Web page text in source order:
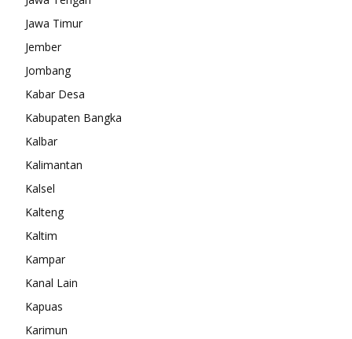
Jawa Timur
Jember
Jombang
Kabar Desa
Kabupaten Bangka
Kalbar
Kalimantan
Kalsel
Kalteng
Kaltim
Kampar
Kanal Lain
Kapuas
Karimun